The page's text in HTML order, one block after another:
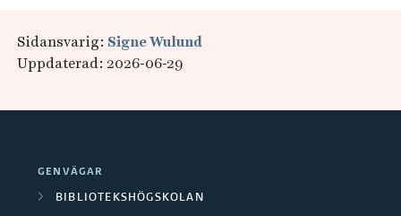
Sidansvarig: Signe Wulund
Uppdaterad: 2026-06-29
GENVÄGAR
BIBLIOTEKSHÖGSKOLAN